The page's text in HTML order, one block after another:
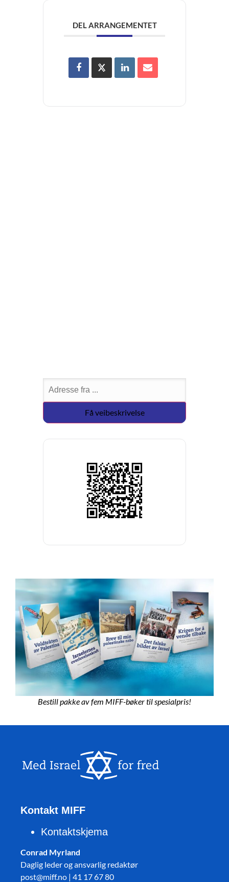
DEL ARRANGEMENTET
Bestill pakke av fem MIFF-bøker til spesialpris!
Kontakt MIFF
Kontaktskjema
Conrad Myrland
Daglig leder og ansvarlig redaktør
post@miff.no | 41 17 67 80